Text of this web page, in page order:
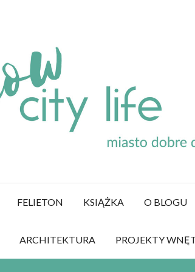
FELIETON KSIĄŻKA O BLOGU
ARCHITEKTURA PROJEKTY